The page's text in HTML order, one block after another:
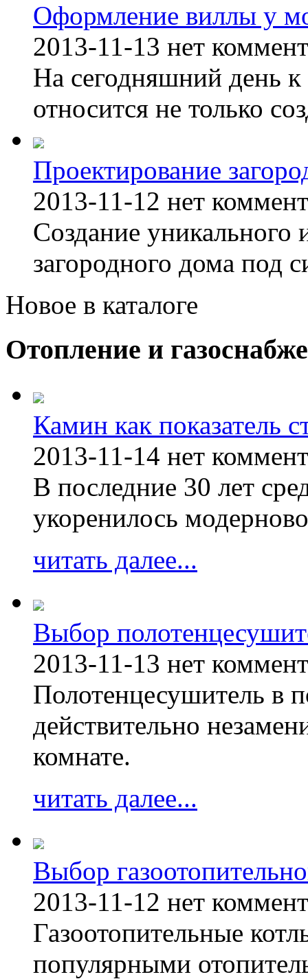
Оформление виллы у
2013-11-13 нет
На сегодняшний день к
относится не только
Проектирование
2013-11-12 нет
Создание уникального
загородного дома под
Новое в каталоге
Отопление и
Камин как показатель
2013-11-14 нет
В последние 30 лет
укоренилось
читать далее...
Выбор
2013-11-13 нет
Полотенцесушитель в
действительно
комнате.
читать далее...
Выбор
2013-11-12 нет
Газоотопительные
популярными